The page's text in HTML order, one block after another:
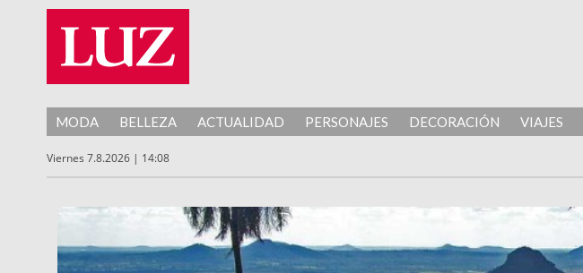
MODA BELLEZA ACTUALIDAD PERSONAJES DECORACIÓN VIAJES
Viernes 7.8.2026 | 14:08